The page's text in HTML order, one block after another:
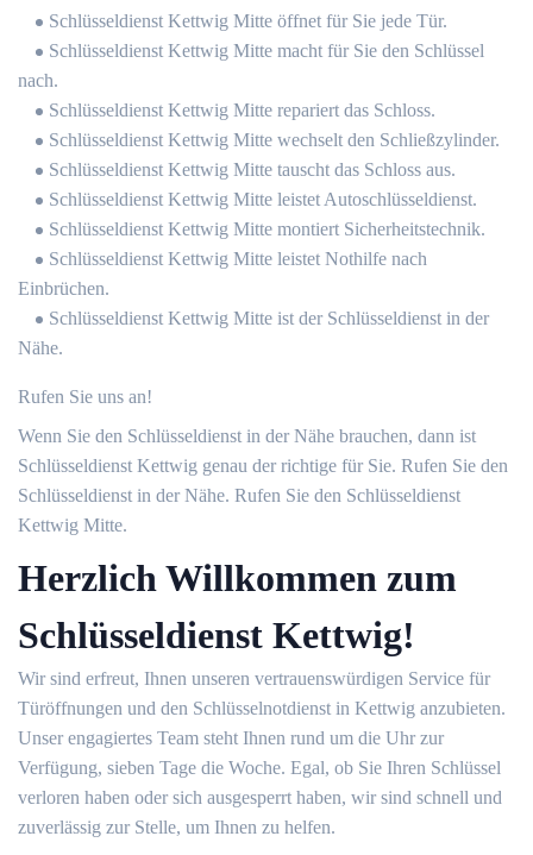
Schlüsseldienst Kettwig Mitte öffnet für Sie jede Tür.
Schlüsseldienst Kettwig Mitte macht für Sie den Schlüssel
nach.
Schlüsseldienst Kettwig Mitte repariert das Schloss.
Schlüsseldienst Kettwig Mitte wechselt den Schließzylinder.
Schlüsseldienst Kettwig Mitte tauscht das Schloss aus.
Schlüsseldienst Kettwig Mitte leistet Autoschlüsseldienst.
Schlüsseldienst Kettwig Mitte montiert Sicherheitstechnik.
Schlüsseldienst Kettwig Mitte leistet Nothilfe nach
Einbrüchen.
Schlüsseldienst Kettwig Mitte ist der Schlüsseldienst in der
Nähe.
Rufen Sie uns an!
Wenn Sie den Schlüsseldienst in der Nähe brauchen, dann ist
Schlüsseldienst Kettwig genau der richtige für Sie. Rufen Sie den
Schlüsseldienst in der Nähe. Rufen Sie den Schlüsseldienst
Kettwig Mitte.
Herzlich Willkommen zum
Schlüsseldienst Kettwig!
Wir sind erfreut, Ihnen unseren vertrauenswürdigen Service für
Türöffnungen und den Schlüsselnotdienst in Kettwig anzubieten.
Unser engagiertes Team steht Ihnen rund um die Uhr zur
Verfügung, sieben Tage die Woche. Egal, ob Sie Ihren Schlüssel
verloren haben oder sich ausgesperrt haben, wir sind schnell und
zuverlässig zur Stelle, um Ihnen zu helfen.